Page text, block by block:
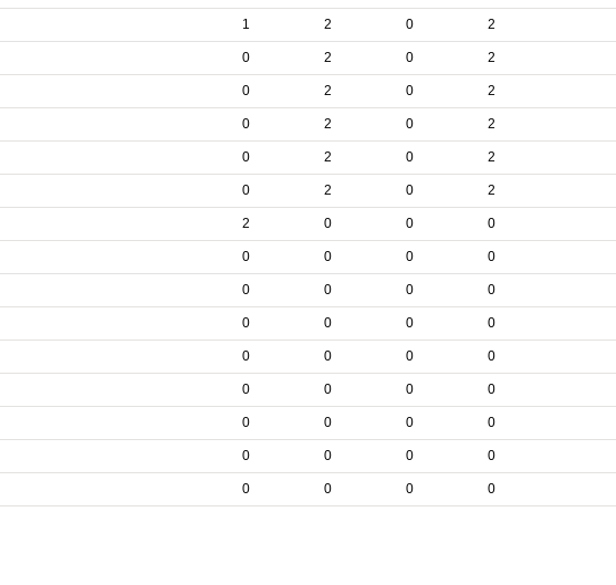
1 2 0 2
0 2 0 2
0 2 0 2
0 2 0 2
0 2 0 2
0 2 0 2
2 0 0 0
0 0 0 0
0 0 0 0
0 0 0 0
0 0 0 0
0 0 0 0
0 0 0 0
0 0 0 0
0 0 0 0